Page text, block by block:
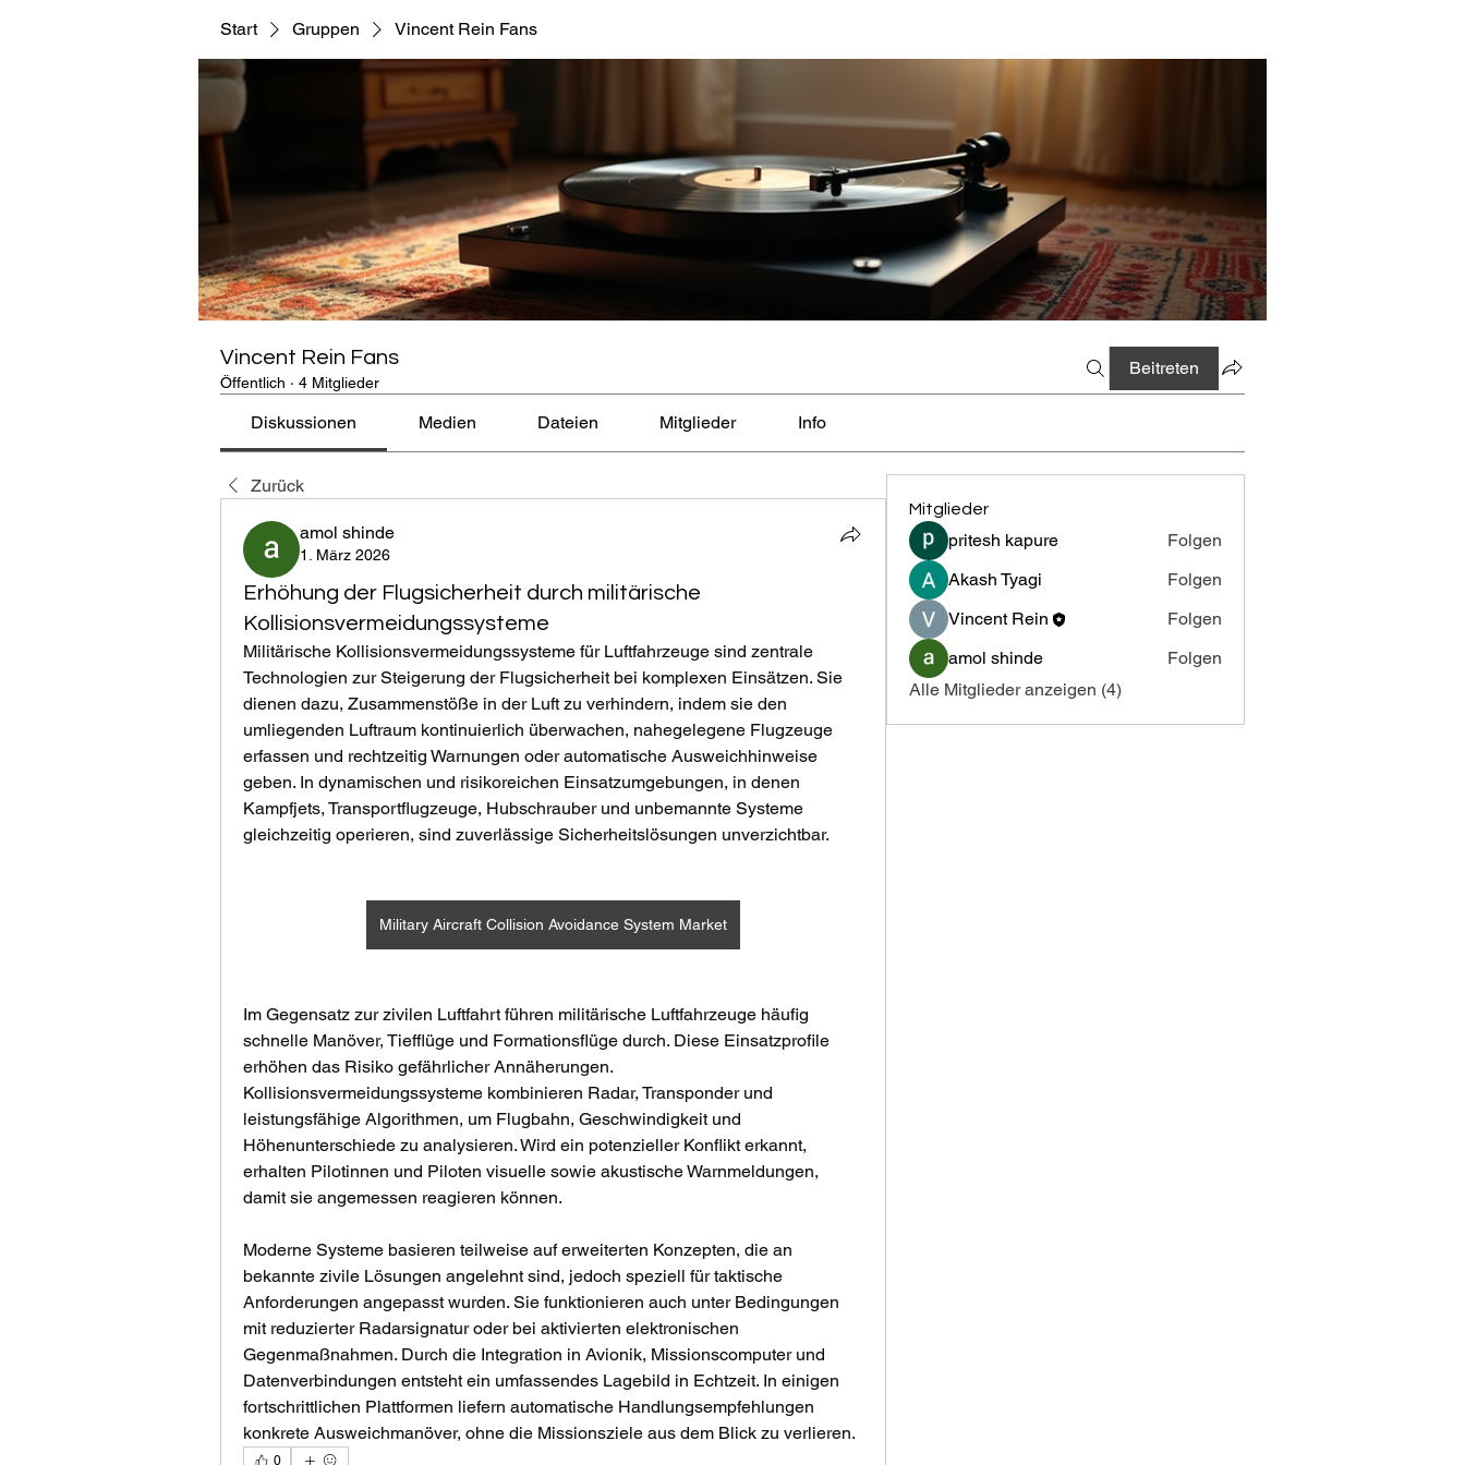
Start Gruppen Vincent Rein Fans
Vincent Rein Fans
Öffentlich · 4 Mitglieder
Beitreten
Diskussionen Medien Dateien Mitglieder Info
Zurück
amol shinde
1. März 2026
Erhöhung der Flugsicherheit durch militärische
Kollisionsvermeidungssysteme
Militärische Kollisionsvermeidungssysteme für Luftfahrzeuge sind zentrale
Technologien zur Steigerung der Flugsicherheit bei komplexen Einsätzen. Sie
dienen dazu, Zusammenstöße in der Luft zu verhindern, indem sie den
umliegenden Luftraum kontinuierlich überwachen, nahegelegene Flugzeuge
erfassen und rechtzeitig Warnungen oder automatische Ausweichhinweise
geben. In dynamischen und risikoreichen Einsatzumgebungen, in denen
Kampfjets, Transportflugzeuge, Hubschrauber und unbemannte Systeme
gleichzeitig operieren, sind zuverlässige Sicherheitslösungen unverzichtbar.
Military Aircraft Collision Avoidance System Market
Im Gegensatz zur zivilen Luftfahrt führen militärische Luftfahrzeuge häufig
schnelle Manöver, Tiefflüge und Formationsflüge durch. Diese Einsatzprofile
erhöhen das Risiko gefährlicher Annäherungen.
Kollisionsvermeidungssysteme kombinieren Radar, Transponder und
leistungsfähige Algorithmen, um Flugbahn, Geschwindigkeit und
Höhenunterschiede zu analysieren. Wird ein potenzieller Konflikt erkannt,
erhalten Pilotinnen und Piloten visuelle sowie akustische Warnmeldungen,
damit sie angemessen reagieren können.
Moderne Systeme basieren teilweise auf erweiterten Konzepten, die an
bekannte zivile Lösungen angelehnt sind, jedoch speziell für taktische
Anforderungen angepasst wurden. Sie funktionieren auch unter Bedingungen
mit reduzierter Radarsignatur oder bei aktivierten elektronischen
Gegenmaßnahmen. Durch die Integration in Avionik, Missionscomputer und
Datenverbindungen entsteht ein umfassendes Lagebild in Echtzeit. In einigen
fortschrittlichen Plattformen liefern automatische Handlungsempfehlungen
konkrete Ausweichmanöver, ohne die Missionsziele aus dem Blick zu verlieren.
0
Mitglieder
pritesh kapure
Folgen
Akash Tyagi
Folgen
Vincent Rein
Folgen
amol shinde
Folgen
Alle Mitglieder anzeigen (4)